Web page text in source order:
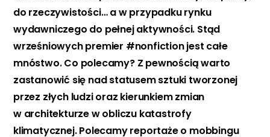
do rzeczywistości… a w przypadku rynku
wydawniczego do pełnej aktywności. Stąd
wrześniowych premier #nonfiction jest całe
mnóstwo. Co polecamy? Z pewnością warto
zastanowić się nad statusem sztuki tworzonej
przez złych ludzi oraz kierunkiem zmian
w architekturze w obliczu katastrofy
klimatycznej. Polecamy reportaże o mobbingu